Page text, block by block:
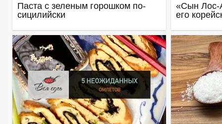
Паста с зеленым горошком по-
сицилийски
«Сын Лос-
его